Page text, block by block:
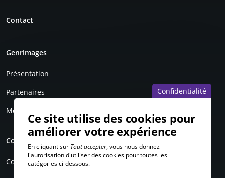
Contact
Genrimages
Présentation
Partenaires
Mentions légales
Compte personnel
Connexion
Confidentialité
Ce site utilise des cookies pour
améliorer votre expérience
En cliquant sur Tout accepter, vous nous donnez
l'autorisation d'utiliser des cookies pour toutes les
catégories ci-dessous.